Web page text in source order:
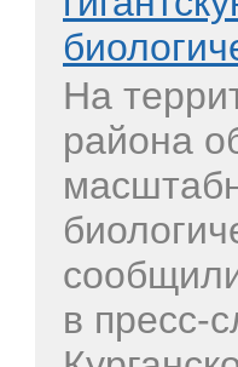
На
района
в пресс-